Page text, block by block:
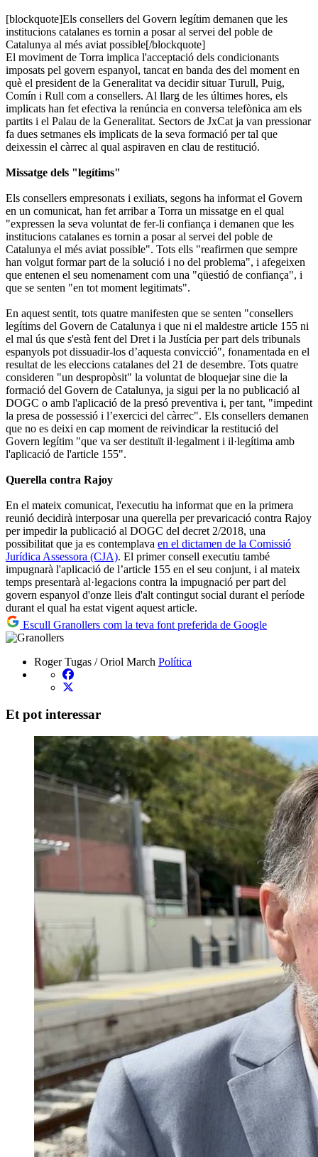
[blockquote]Els consellers del Govern legítim demanen que les
institucions catalanes es tornin a posar al servei del poble de
Catalunya al més aviat possible[/blockquote]
El moviment de Torra implica l'acceptació dels condicionants
imposats pel govern espanyol, tancat en banda des del moment en
què el president de la Generalitat va decidir situar Turull, Puig,
Comín i Rull com a consellers. Al llarg de les últimes hores, els
implicats han fet efectiva la renúncia en conversa telefònica am els
partits i el Palau de la Generalitat. Sectors de JxCat ja van pressionar
fa dues setmanes els implicats de la seva formació per tal que
deixessin el càrrec al qual aspiraven en clau de restitució.
Missatge dels "legítims"
Els consellers empresonats i exiliats, segons ha informat el Govern
en un comunicat, han fet arribar a Torra un missatge en el qual
"expressen la seva voluntat de fer-li confiança i demanen que les
institucions catalanes es tornin a posar al servei del poble de
Catalunya el més aviat possible". Tots ells "reafirmen que sempre
han volgut formar part de la solució i no del problema", i afegeixen
que entenen el seu nomenament com una "qüestió de confiança", i
que se senten "en tot moment legitimats".
En aquest sentit, tots quatre manifesten que se senten "consellers
legítims del Govern de Catalunya i que ni el maldestre article 155 ni
el mal ús que s'està fent del Dret i la Justícia per part dels tribunals
espanyols pot dissuadir-los d’aquesta convicció", fonamentada en el
resultat de les eleccions catalanes del 21 de desembre. Tots quatre
consideren "un despropòsit" la voluntat de bloquejar sine die la
formació del Govern de Catalunya, ja sigui per la no publicació al
DOGC o amb l'aplicació de la presó preventiva i, per tant, "impedint
la presa de possessió i l’exercici del càrrec". Els consellers demanen
que no es deixi en cap moment de reivindicar la restitució del
Govern legítim "que va ser destituït il·legalment i il·legítima amb
l'aplicació de l'article 155".
Querella contra Rajoy
En el mateix comunicat, l'executiu ha informat que en la primera
reunió decidirà interposar una querella per prevaricació contra Rajoy
per impedir la publicació al DOGC del decret 2/2018, una
possibilitat que ja es contemplava en el dictamen de la Comissió
Jurídica Assessora (CJA). El primer consell executiu també
impugnarà l'aplicació de l’article 155 en el seu conjunt, i al mateix
temps presentarà al·legacions contra la impugnació per part del
govern espanyol d'onze lleis d'alt contingut social durant el període
durant el qual ha estat vigent aquest article.
Escull Granollers com la teva font preferida de Google
Roger Tugas / Oriol March Política
Et pot interessar